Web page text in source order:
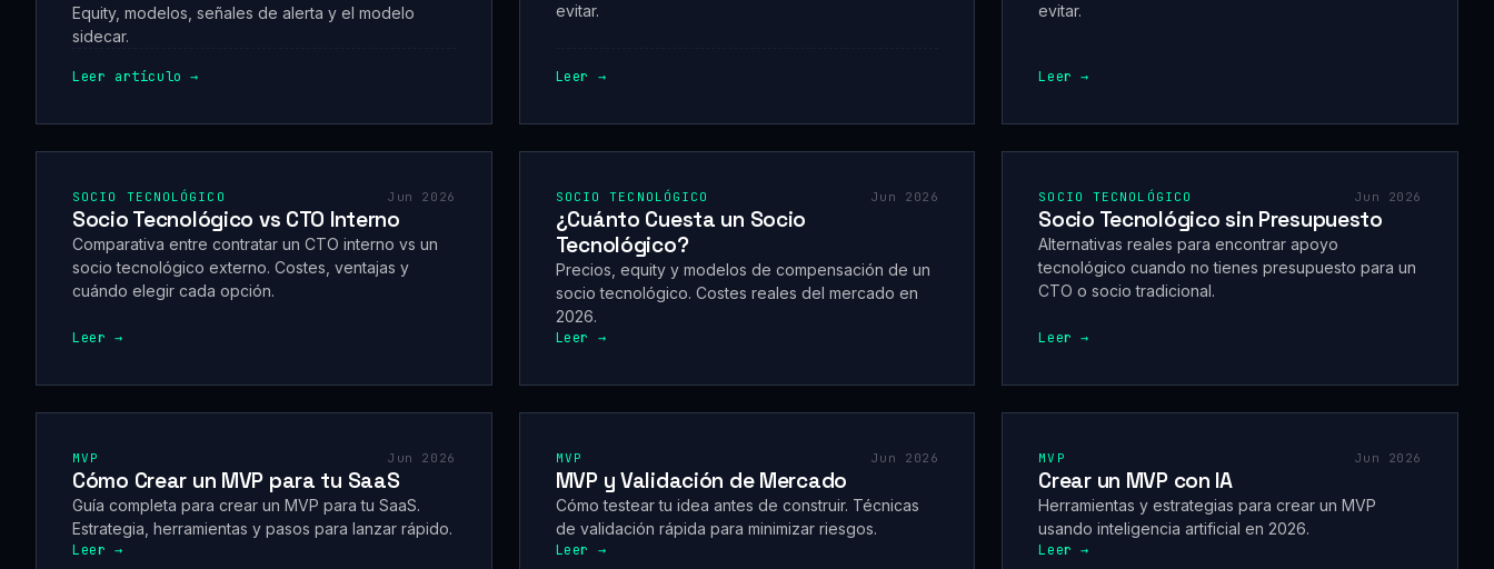
Equity, modelos, señales de alerta y el modelo
sidecar.
Leer artículo →
evitar.
Leer →
evitar.
Leer →
SOCIO TECNOLÓGICO Jun 2026
Socio Tecnológico vs CTO Interno
Comparativa entre contratar un CTO interno vs un
socio tecnológico externo. Costes, ventajas y
cuándo elegir cada opción.
Leer →
SOCIO TECNOLÓGICO Jun 2026
¿Cuánto Cuesta un Socio
Tecnológico?
Precios, equity y modelos de compensación de un
socio tecnológico. Costes reales del mercado en
2026.
Leer →
SOCIO TECNOLÓGICO Jun 2026
Socio Tecnológico sin Presupuesto
Alternativas reales para encontrar apoyo
tecnológico cuando no tienes presupuesto para un
CTO o socio tradicional.
Leer →
MVP Jun 2026
Cómo Crear un MVP para tu SaaS
Guía completa para crear un MVP para tu SaaS.
Estrategia, herramientas y pasos para lanzar rápido.
Leer →
MVP Jun 2026
MVP y Validación de Mercado
Cómo testear tu idea antes de construir. Técnicas
de validación rápida para minimizar riesgos.
Leer →
MVP Jun 2026
Crear un MVP con IA
Herramientas y estrategias para crear un MVP
usando inteligencia artificial en 2026.
Leer →